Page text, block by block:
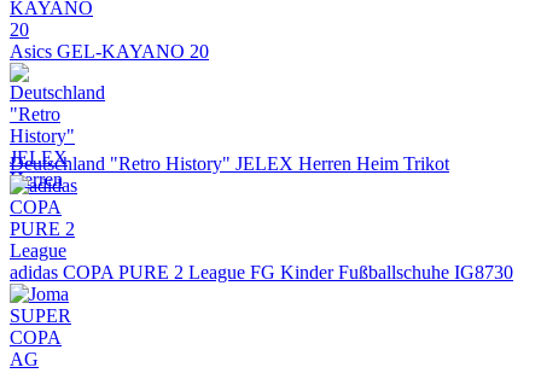
Asics GEL-KAYANO 20
Deutschland "Retro History" JELEX Herren Heim Trikot
adidas COPA PURE 2 League FG Kinder Fußballschuhe IG8730